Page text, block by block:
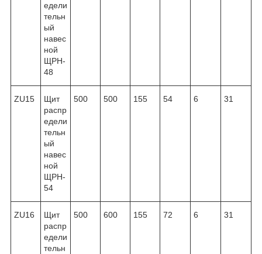
едели
тельн
ый
навес
ной
ЩРН-
48
ZU15
Щит
распр
едели
тельн
ый
навес
ной
ЩРН-
54
500 500 155 54 6 31
ZU16
Щит
распр
едели
тельн
500 600 155 72 6 31